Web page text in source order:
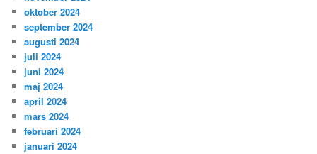
oktober 2024
september 2024
augusti 2024
juli 2024
juni 2024
maj 2024
april 2024
mars 2024
februari 2024
januari 2024